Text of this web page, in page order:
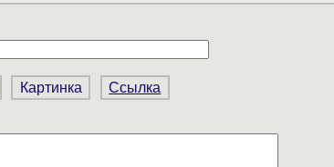
Картинка Ссылка